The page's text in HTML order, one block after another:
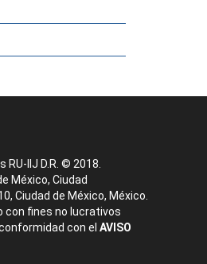
IIJ D.R. © 2018.
México, Ciudad
Ciudad de México, México.
con fines no lucrativos
con el AVISO